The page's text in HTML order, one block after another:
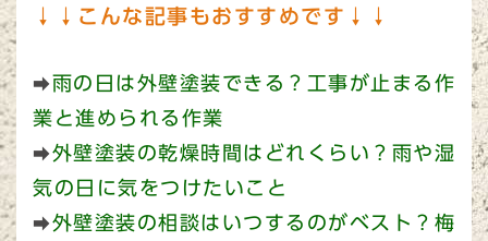
↓↓こんな記事もおすすめです↓↓
➡雨の日は外壁塗装できる？工事が止まる作
業と進められる作業
➡外壁塗装の乾燥時間はどれくらい？雨や湿
気の日に気をつけたいこと
➡外壁塗装の相談はいつするのがベスト？梅